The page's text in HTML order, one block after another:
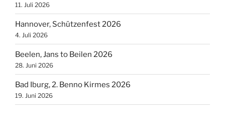
11. Juli 2026
Hannover, Schützenfest 2026
4. Juli 2026
Beelen, Jans to Beilen 2026
28. Juni 2026
Bad Iburg, 2. Benno Kirmes 2026
19. Juni 2026